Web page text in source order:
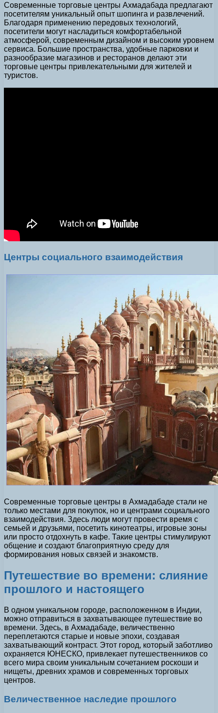
Современные торговые центры Ахмадабада предлагают
посетителям уникальный опыт шопинга и развлечений.
Благодаря применению передовых технологий,
посетители могут насладиться комфортабельной
атмосферой, современным дизайном и высоким уровнем
сервиса. Большие пространства, удобные парковки и
разнообразие магазинов и ресторанов делают эти
торговые центры привлекательными для жителей и
туристов.
Центры социального взаимодействия
Современные торговые центры в Ахмадабаде стали не
только местами для покупок, но и центрами социального
взаимодействия. Здесь люди могут провести время с
семьей и друзьями, посетить кинотеатры, игровые зоны
или просто отдохнуть в кафе. Такие центры стимулируют
общение и создают благоприятную среду для
формирования новых связей и знакомств.
Путешествие во времени: слияние
прошлого и настоящего
В одном уникальном городе, расположенном в Индии,
можно отправиться в захватывающее путешествие во
времени. Здесь, в Ахмадабаде, величественно
переплетаются старые и новые эпохи, создавая
захватывающий контраст. Этот город, который заботливо
охраняется ЮНЕСКО, привлекает путешественников со
всего мира своим уникальным сочетанием роскоши и
нищеты, древних храмов и современных торговых
центров.
Величественное наследие прошлого